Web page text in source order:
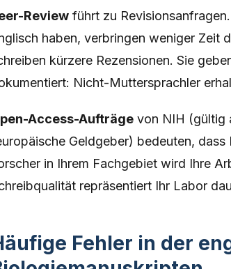
Review führt zu
haben, verbringen weniger Zeit
kürzere Rezensionen. Sie
Nicht-Muttersprachler
Access-Aufträge von NIH (gültig
Geldgeber) bedeuten,
in Ihrem Fachgebiet wird Ihre
repräsentiert Ihr Labor
Fehler in der